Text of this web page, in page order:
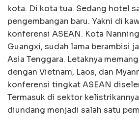
kota. Di kota tua. Sedang hotel
pengembangan baru. Yakni di
konferensi ASEAN. Kota
Guangxi, sudah lama berambisi
Asia Tenggara. Letaknya
dengan Vietnam, Laos, dan
konferensi tingkat ASEAN
Termasuk di sektor
diundang menjadi salah satu